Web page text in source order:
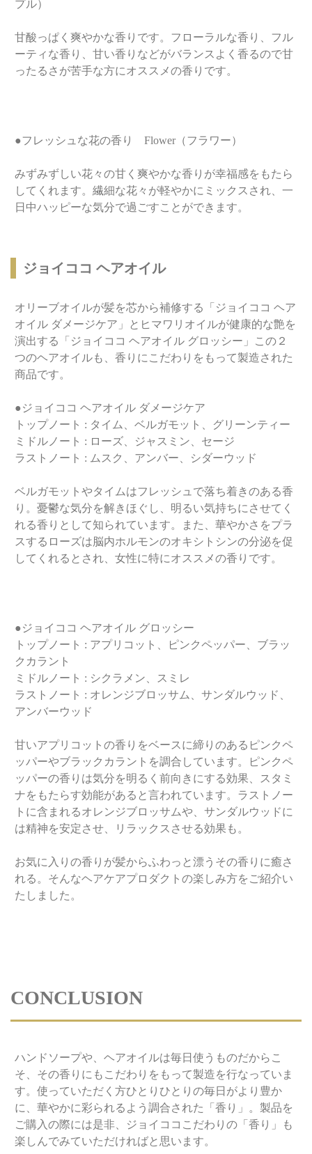
プル）
甘酸っぱく爽やかな香りです。フローラルな香り、フル
ーティな香り、甘い香りなどがバランスよく香るので甘
ったるさが苦手な方にオススメの香りです。
●フレッシュな花の香り Flower（フラワー）
みずみずしい花々の甘く爽やかな香りが幸福感をもたら
してくれます。繊細な花々が軽やかにミックスされ、一
日中ハッピーな気分で過ごすことができます。
ジョイココ ヘアオイル
オリーブオイルが髪を芯から補修する「ジョイココ ヘア
オイル ダメージケア」とヒマワリオイルが健康的な艶を
演出する「ジョイココ ヘアオイル グロッシー」この２
つのヘアオイルも、香りにこだわりをもって製造された
商品です。
●ジョイココ ヘアオイル ダメージケア
トップノート : タイム、ベルガモット、グリーンティー
ミドルノート : ローズ、ジャスミン、セージ
ラストノート : ムスク、アンバー、シダーウッド
ベルガモットやタイムはフレッシュで落ち着きのある香
り。憂鬱な気分を解きほぐし、明るい気持ちにさせてく
れる香りとして知られています。また、華やかさをプラ
スするローズは脳内ホルモンのオキシトシンの分泌を促
してくれるとされ、女性に特にオススメの香りです。
●ジョイココ ヘアオイル グロッシー
トップノート : アプリコット、ピンクペッパー、ブラッ
クカラント
ミドルノート : シクラメン、スミレ
ラストノート : オレンジブロッサム、サンダルウッド、
アンバーウッド
甘いアプリコットの香りをベースに締りのあるピンクペ
ッパーやブラックカラントを調合しています。ピンクペ
ッパーの香りは気分を明るく前向きにする効果、スタミ
ナをもたらす効能があると言われています。ラストノー
トに含まれるオレンジブロッサムや、サンダルウッドに
は精神を安定させ、リラックスさせる効果も。
お気に入りの香りが髪からふわっと漂うその香りに癒さ
れる。そんなヘアケアプロダクトの楽しみ方をご紹介い
たしました。
CONCLUSION
ハンドソープや、ヘアオイルは毎日使うものだからこ
そ、その香りにもこだわりをもって製造を行なっていま
す。使っていただく方ひとりひとりの毎日がより豊か
に、華やかに彩られるよう調合された「香り」。製品を
ご購入の際には是非、ジョイココこだわりの「香り」も
楽しんでみていただければと思います。